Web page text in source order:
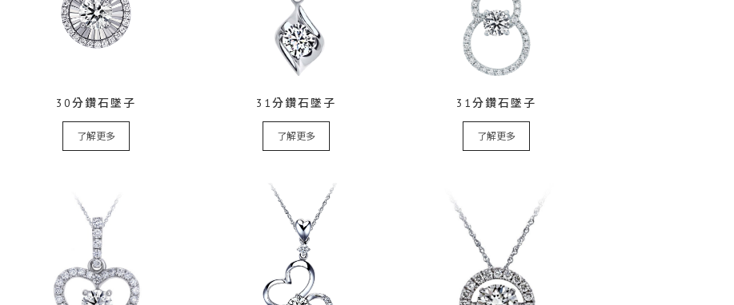
30分鑽石墜子
了解更多
31分鑽石墜子
了解更多
31分鑽石墜子
了解更多